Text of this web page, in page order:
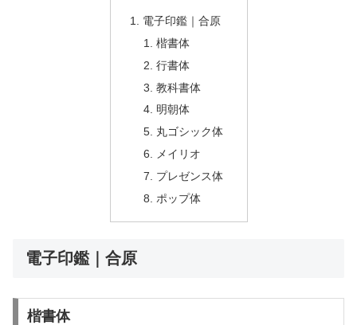
電子印鑑｜合原
楷書体
行書体
教科書体
明朝体
丸ゴシック体
メイリオ
プレゼンス体
ポップ体
電子印鑑｜合原
楷書体